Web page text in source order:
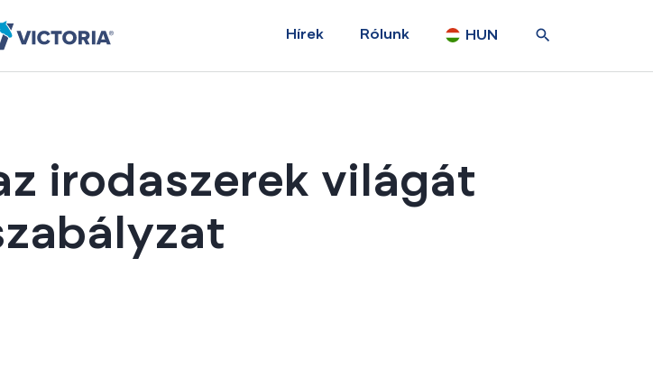
Hírek Rólunk HUN
irodaszerek világát